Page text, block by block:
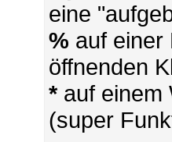
eine
% auf einer
öffnenden
* auf einem
(super